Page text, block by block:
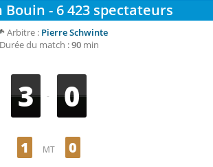
Bouin - 6 423 spectateurs
Arbitre : Pierre Schwinte
Durée du match :90min
3 - 0
1 MT 0